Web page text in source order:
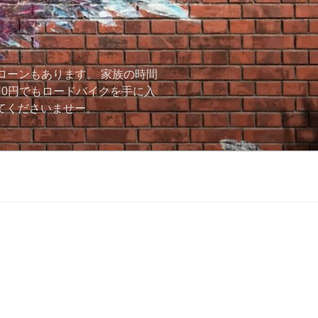
ーンもあります。 家族の時間
円でもロードバイクを手に入
くださいませー。